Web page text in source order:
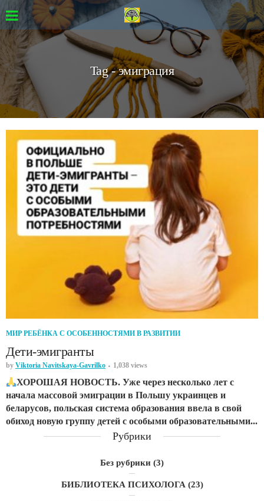
Tag - эмиграция
МИР РЕБЁНКА С ОСОБЕННОСТЯМИ В РАЗВИТИИ
Дети-эмигранты
by Viktoria Navitskaya-Gavrilko 1,038 views
ХОРОШАЯ НОВОСТЬ. Уже через несколько лет с
начала массовой эмиграции в Польшу украинцев и
беларусов, польская система образования ввела в свой
обиход новую группу детей с особыми образовательными...
Рубрики
Без рубрики (3)
БИБЛИОТЕКА ПСИХОЛОГА(23)